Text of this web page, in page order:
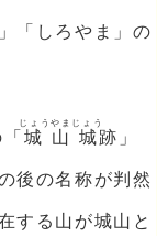
「しろやま」の
城山城
じょうやまじょう
跡」
後の名称が判然
する山が城山と